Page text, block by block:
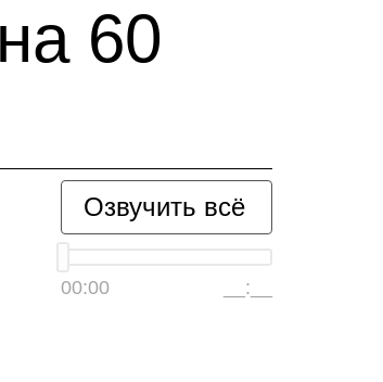
60
Озвучить всё
00:00 __:__